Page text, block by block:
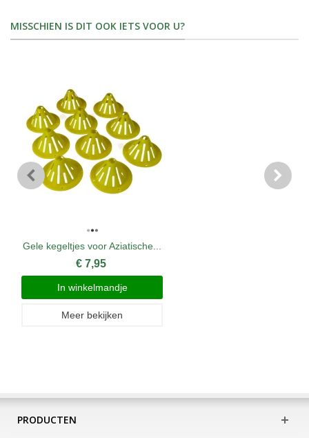
MISSCHIEN IS DIT OOK IETS VOOR U?
Gele kegeltjes voor Aziatische...
€ 7,95
In winkelmandje
Meer bekijken
PRODUCTEN